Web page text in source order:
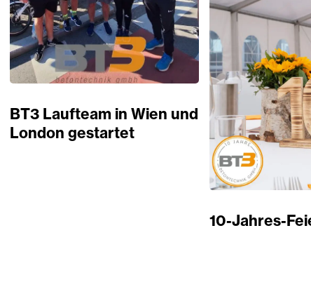
BT3 Laufteam in Wien und
London gestartet
10-Jahres-